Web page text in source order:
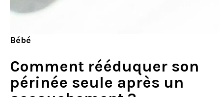
Bébé
Comment rééduquer son
périnée seule après un